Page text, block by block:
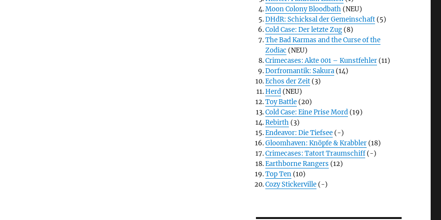
Moon Colony Bloodbath (NEU)
DHdR: Schicksal der Gemeinschaft (5)
Cold Case: Der letzte Zug (8)
The Bad Karmas and the Curse of the
Zodiac (NEU)
Crimecases: Akte 001 – Kunstfehler (11)
Dorfromantik: Sakura (14)
Echos der Zeit (3)
Herd (NEU)
Toy Battle (20)
Cold Case: Eine Prise Mord (19)
Rebirth (3)
Endeavor: Die Tiefsee (-)
Gloomhaven: Knöpfe & Krabbler (18)
Crimecases: Tatort Traumschiff(-)
Earthborne Rangers (12)
Top Ten (10)
Cozy Stickerville (-)